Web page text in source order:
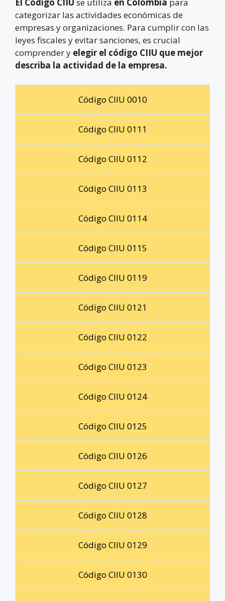
categorizar las actividades económicas de
empresas y organizaciones. Para cumplir con las
leyes fiscales y evitar sanciones, es crucial
comprender y elegir el código CIIU que mejor
describa la actividad de la empresa.
Código CIIU 0010
Código CIIU 0111
Código CIIU 0112
Código CIIU 0113
Código CIIU 0114
Código CIIU 0115
Código CIIU 0119
Código CIIU 0121
Código CIIU 0122
Código CIIU 0123
Código CIIU 0124
Código CIIU 0125
Código CIIU 0126
Código CIIU 0127
Código CIIU 0128
Código CIIU 0129
Código CIIU 0130